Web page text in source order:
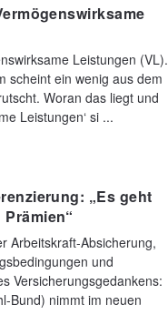
Leistungen (VL).
scheint ein wenig aus dem
Woran das liegt und
Leistungen‘ si ...
„Es geht
Arbeitskraft-Absicherung,
und
Versicherungsgedankens:
Bund) nimmt im neuen